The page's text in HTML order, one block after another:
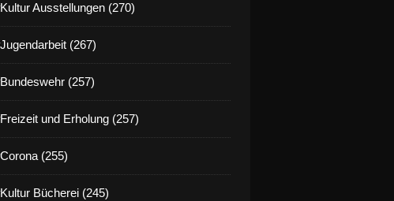
Ausstellungen (270)
(267)
(257)
und Erholung (257)
(255)
Bücherei (245)